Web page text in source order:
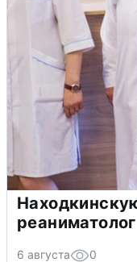
реаниматолог
6 августа 0